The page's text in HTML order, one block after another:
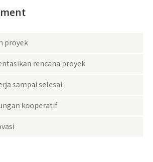
proyek
rencana proyek
sampai selesai
kooperatif